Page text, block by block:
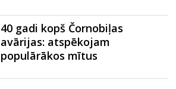
40 gadi kopš Čornobiļas
avārijas: atspēkojam
populārākos mītus